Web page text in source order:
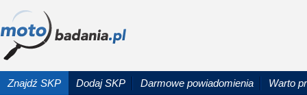
Znajdź SKP Dodaj SKP Darmowe powiadomienia Warto